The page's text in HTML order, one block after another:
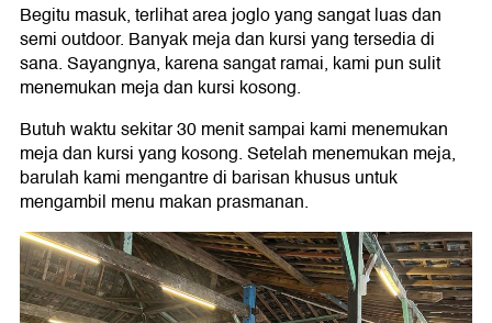
Begitu masuk, terlihat area joglo yang sangat luas dan
semi outdoor. Banyak meja dan kursi yang tersedia di
sana. Sayangnya, karena sangat ramai, kami pun sulit
menemukan meja dan kursi kosong.
Butuh waktu sekitar 30 menit sampai kami menemukan
meja dan kursi yang kosong. Setelah menemukan meja,
barulah kami mengantre di barisan khusus untuk
mengambil menu makan prasmanan.